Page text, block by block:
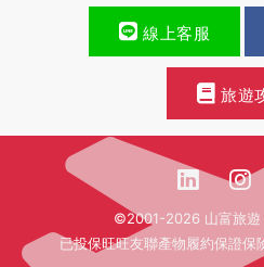
線上客服
旅遊
©2001-2026 山富旅
已投保旺旺友聯產物履約保證保